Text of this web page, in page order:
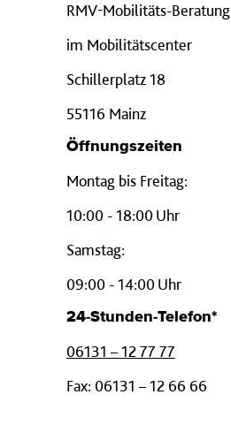
RMV-Mobilitäts-Beratung
im Mobilitätscenter
Schillerplatz 18
55116 Mainz
Öffnungszeiten
Montag bis Freitag:
10:00 - 18:00 Uhr
Samstag:
09:00 - 14:00 Uhr
24-Stunden-Telefon*
06131 – 12 77 77
Fax: 06131 – 12 66 66